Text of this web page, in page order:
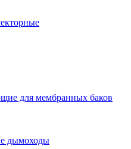
для мембранных баков
дымоходы